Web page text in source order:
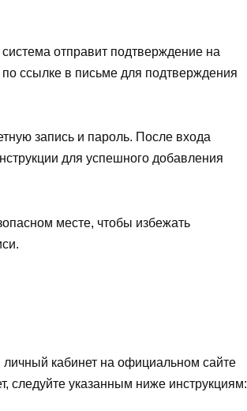
отправит подтверждение на
ссылке в письме для подтверждения
запись и пароль. После входа
для успешного добавления
месте, чтобы избежать
кабинет на официальном сайте
следуйте указанным ниже инструкциям: